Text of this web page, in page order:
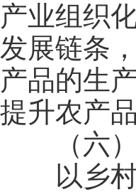
产业组织
发展链条
产品的生
提升农产
（六）
以乡村